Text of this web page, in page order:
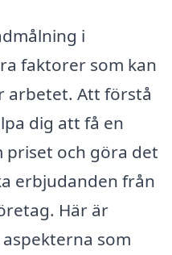
i
faktorer som kan
arbetet. Att förstå
dig att få en
och göra det
erbjudanden från
Här är
som